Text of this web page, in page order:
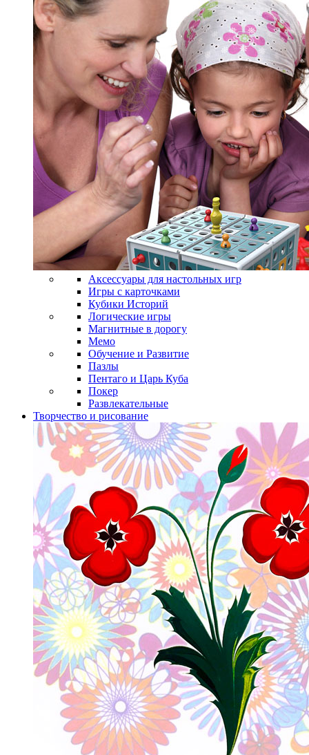
Аксессуары для настольных игр
Игры с карточками
Кубики Историй
Логические игры
Магнитные в дорогу
Мемо
Обучение и Развитие
Пазлы
Пентаго и Царь Куба
Покер
Развлекательные
Творчество и рисование